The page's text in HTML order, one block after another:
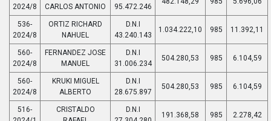
2024/8 CARLOS ANTONIO 95.472.246
536-
2024/8
ORTIZ RICHARD
NAHUEL
D.N.I
43.240.143
1.034.222,10 985 11.392,11
560-
2024/8
FERNANDEZ JOSE
MANUEL
D.N.I
31.006.234
504.280,53 985 6.104,59
560-
2024/8
KRUKI MIGUEL
ALBERTO
D.N.I
28.675.897
504.280,53 985 6.104,59
516-
CRISTALDO
D.N.I
191.368,58 985 2.278,42